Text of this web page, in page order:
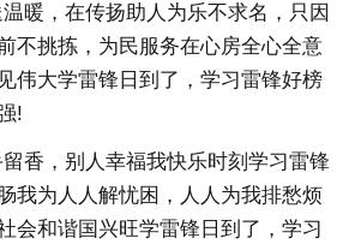
，在传扬助人为乐不求名，只因
不挑拣，为民服务在心房全心全意
伟大学雷锋日到了，学习雷锋好榜
!
，别人幸福我快乐时刻学习雷锋
我为人人解忧困，人人为我排愁烦
会和谐国兴旺学雷锋日到了，学习